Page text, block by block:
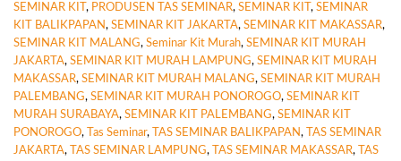
SEMINAR KIT , PRODUSEN TAS SEMINAR, SEMINAR KIT , SEMINAR
KIT BALIKPAPAN, SEMINAR KIT JAKARTA, SEMINAR KIT MAKASSAR,
SEMINAR KIT MALANG, Seminar Kit Murah, SEMINAR KIT MURAH
JAKARTA, SEMINAR KIT MURAH LAMPUNG, SEMINAR KIT MURAH
MAKASSAR, SEMINAR KIT MURAH MALANG, SEMINAR KIT MURAH
PALEMBANG, SEMINAR KIT MURAH PONOROGO, SEMINAR KIT
MURAH SURABAYA, SEMINAR KIT PALEMBANG, SEMINAR KIT
PONOROGO, Tas Seminar, TAS SEMINAR BALIKPAPAN,
TAS SEMINAR
JAKARTA, TAS SEMINAR LAMPUNG, TAS SEMINAR MAKASSAR,
TAS